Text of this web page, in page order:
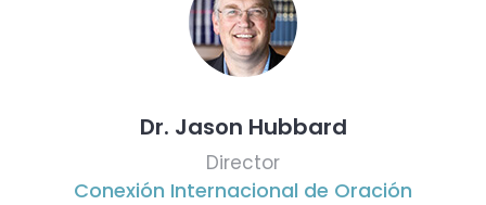
Dr. Jason Hubbard
Director
Conexión Internacional de Oración